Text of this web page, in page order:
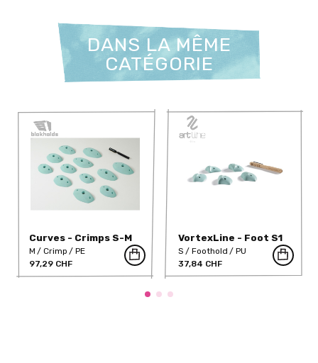
DANS LA MÊME
CATÉGORIE
Curves - Crimps S-M
M Crimp
PE
97,29 CHF
VortexLine - Foot S1
DT PU
S Foothold
PU
37,84 CHF